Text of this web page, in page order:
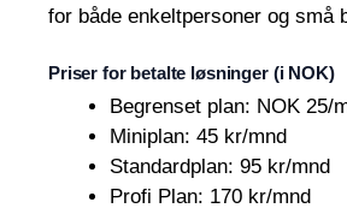
for både enkeltpersoner og små
Priser for betalte løsninger (i NOK)
Begrenset plan: NOK 25/
Miniplan: 45 kr/mnd
Standardplan: 95 kr/mnd
Profi Plan: 170 kr/mnd